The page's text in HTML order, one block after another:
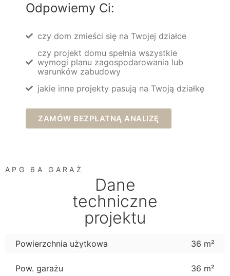
Odpowiemy Ci:
czy dom zmieści się na Twojej działce
czy projekt domu spełnia wszystkie
wymogi planu zagospodarowania lub
warunków zabudowy
jakie inne projekty pasują na Twoją działkę
ZAMÓW BEZPŁATNĄ ANALIZĘ
APG 6A GARAŻ
Dane
techniczne
projektu
Powierzchnia użytkowa 36 m²
Pow. garażu 36 m²